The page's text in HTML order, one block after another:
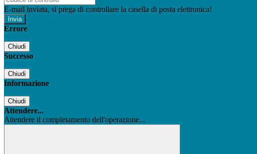
E-mail inviata, si prega di controllare la casella di posta elettronica!
Errore
Chiudi
Successo
Chiudi
Informazione
Chiudi
Attendere...
Attendere il completamento dell'operazione...